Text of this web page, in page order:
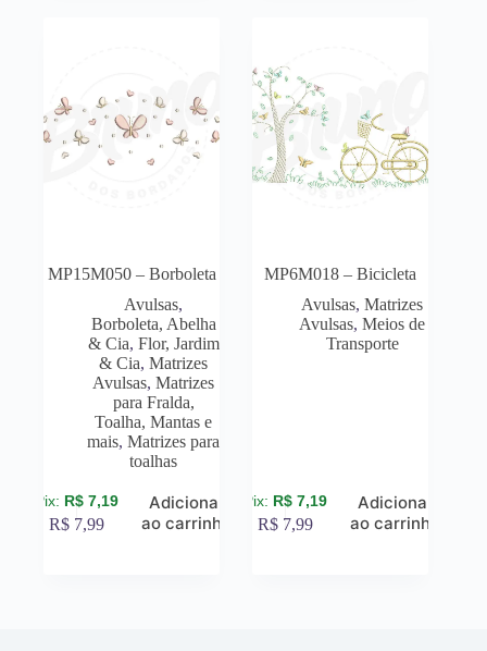
MP15M050 – Borboleta
Avulsas,
Borboleta, Abelha
& Cia, Flor, Jardim
& Cia,Matrizes
Avulsas,Matrizes
para Fralda,
Toalha, Mantas e
mais,Matrizes para
toalhas
R$ 7,19
R$ 7,99
Adicionar
ao carrinho
MP6M018 – Bicicleta
Avulsas,Matrizes
Avulsas,Meios de
Transporte
R$ 7,19
R$ 7,99
Adicionar
ao carrinho